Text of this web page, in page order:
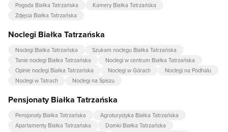
Pogoda Białka Tatrzańska
Kamery Białka Tatrzańska
Zdjęcia Białka Tatrzańska
Noclegi Białka Tatrzańska
Noclegi Białka Tatrzańska
Szukam noclegu Białka Tatrzańska
Tanie noclegi Białka Tatrzańska
Noclegi w centrum Białka Tatrzańska
Opinie noclegi Białka Tatrzańska
Noclegi w Górach
Noclegi na Podhalu
Noclegi w Tatrach
Noclegi na Spiszu
Pensjonaty Białka Tatrzańska
Pensjonaty Białka Tatrzańska
Agroturystyka Białka Tatrzańska
Apartamenty Białka Tatrzańska
Domki Białka Tatrzańska